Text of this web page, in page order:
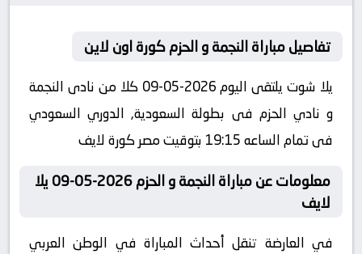
تفاصيل مباراة النجمة و الحزم كورة اون لاين
يلا شوت يلتقى اليوم 2026-05-09 كلا من نادى النجمة
و نادي الحزم فى بطولة السعودية, الدوري السعودي
فى تمام الساعه 19:15 بتوقيت مصر كورة لايف
معلومات عن مباراة النجمة و الحزم 2026-05-09 يلا
لايف
في العارضة تنقل أحداث المباراة في الوطن العربي